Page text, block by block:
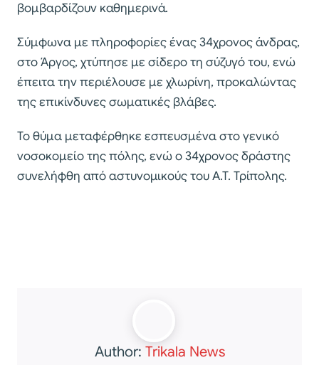
βομβαρδίζουν καθημερινά.
Σύμφωνα με πληροφορίες ένας 34χρονος άνδρας,
στο Άργος, χτύπησε με σίδερο τη σύζυγό του, ενώ
έπειτα την περιέλουσε με χλωρίνη, προκαλώντας
της επικίνδυνες σωματικές βλάβες.
Το θύμα μεταφέρθηκε εσπευσμένα στο γενικό
νοσοκομείο της πόλης, ενώ ο 34χρονος δράστης
συνελήφθη από αστυνομικούς του Α.Τ. Τρίπολης.
Author: Trikala News